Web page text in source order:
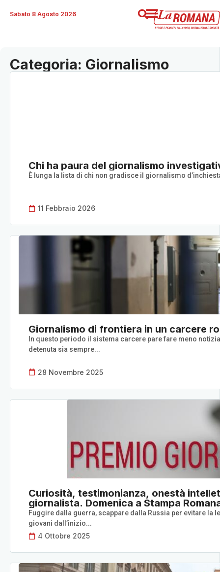
Sabato 8 Agosto 2026
Categoria: Giornalismo
Chi ha paura del giornalismo
È lunga la lista di chi non gradisce il giornalismo
11 Febbraio 2026
Giornalismo di frontiera in un carcere
In questo periodo il sistema carcere pare fare meno
detenuta sia sempre...
28 Novembre 2025
Curiosità, testimonianza, onestà
giornalista. Domenica a Stampa
Fuggire dalla guerra, scappare dalla Russia per evitare la
giovani dall’inizio...
4 Ottobre 2025